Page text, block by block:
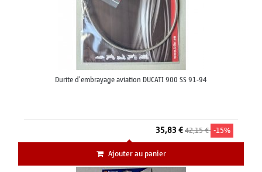
Durite d'embrayage aviation DUCATI 900 SS 91-94
35,83 €42,15 € -15%
Ajouter au panier